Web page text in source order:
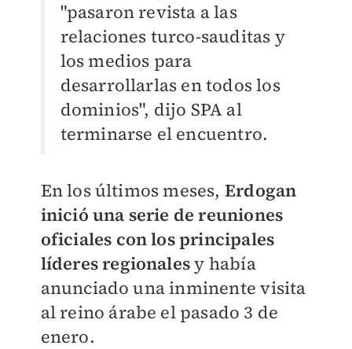
"pasaron revista a las
relaciones turco-sauditas y
los medios para
desarrollarlas en todos los
dominios", dijo SPA al
terminarse el encuentro.
En los últimos meses, Erdogan
inició una serie de reuniones
oficiales con los principales
líderes regionalesy había
anunciado una inminente visita
al reino árabe el pasado 3 de
enero.